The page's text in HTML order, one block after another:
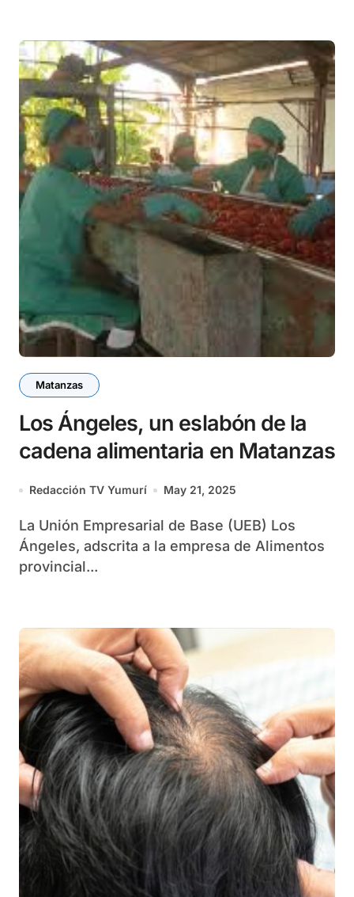
Matanzas
Los Ángeles, un eslabón de la
cadena alimentaria en Matanzas
Redacción TV Yumurí May 21, 2025
La Unión Empresarial de Base (UEB) Los
Ángeles, adscrita a la empresa de Alimentos
provincial...